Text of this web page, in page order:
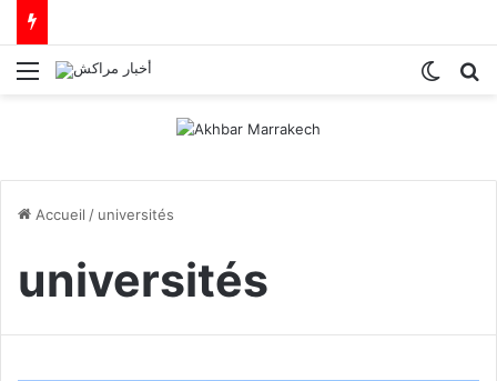
Menu
Accueil / universités
universités